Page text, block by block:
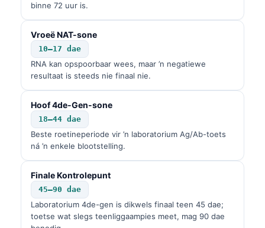
binne 72 uur is.
Vroeë NAT-sone
10–17 dae
RNA kan opspoorbaar wees, maar ’n negatiewe
resultaat is steeds nie finaal nie.
Hoof 4de-Gen-sone
18–44 dae
Beste roetineperiode vir ’n laboratorium Ag/Ab-toets
ná ’n enkele blootstelling.
Finale Kontrolepunt
45–90 dae
Laboratorium 4de-gen is dikwels finaal teen 45 dae;
toetse wat slegs teenliggaampies meet, mag 90 dae